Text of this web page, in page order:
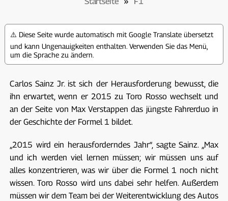
⚠️ Diese Seite wurde automatisch mit Google Translate übersetzt
und kann Ungenauigkeiten enthalten. Verwenden Sie das Menü,
um die Sprache zu ändern.
Carlos Sainz Jr. ist sich der Herausforderung bewusst, die
ihn erwartet, wenn er 2015 zu Toro Rosso wechselt und
an der Seite von Max Verstappen das jüngste Fahrerduo in
der Geschichte der Formel 1 bildet.
„2015 wird ein herausforderndes Jahr“, sagte Sainz. „Max
und ich werden viel lernen müssen; wir müssen uns auf
alles konzentrieren, was wir über die Formel 1 noch nicht
wissen. Toro Rosso wird uns dabei sehr helfen. Außerdem
müssen wir dem Team bei der Weiterentwicklung des Autos